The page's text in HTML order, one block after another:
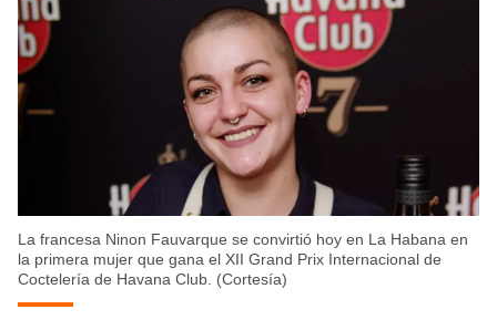
La francesa Ninon Fauvarque se convirtió hoy en La Habana en
la primera mujer que gana el XII Grand Prix Internacional de
Coctelería de Havana Club. (Cortesía)